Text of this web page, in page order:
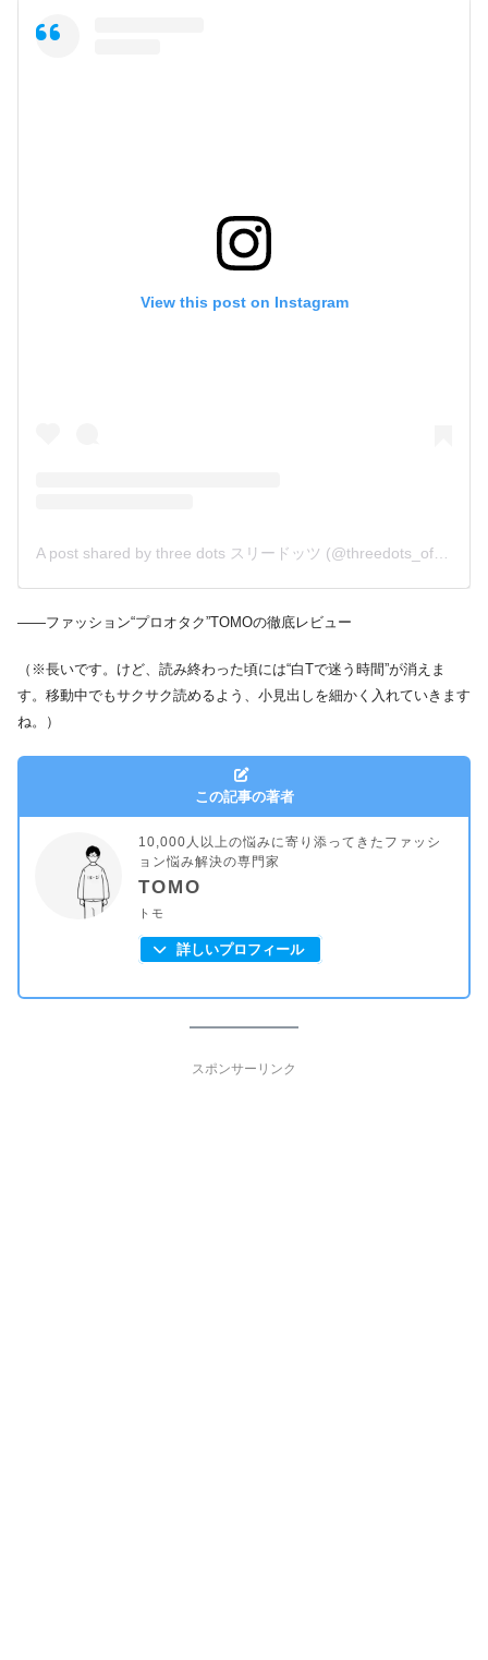
View this post on Instagram
――ファッション“プロオタク”TOMOの徹底レビュー
（※長いです。けど、読み終わった頃には“白Tで迷う時間”が消えま
す。移動中でもサクサク読めるよう、小見出しを細かく入れていきます
ね。）
この記事の著者
10,000人以上の悩みに寄り添ってきたファッシ
ョン悩み解決の専門家
TOMO
トモ
詳しいプロフィール
スポンサーリンク